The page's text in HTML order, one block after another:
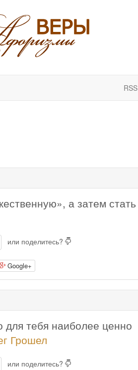
RSS
а затем стать
или поделитесь?
Google+
тебя наиболее ценно
Грошел
или поделитесь?